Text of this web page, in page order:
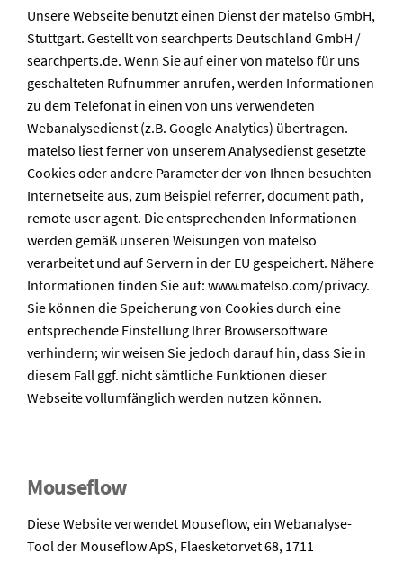
Unsere Webseite benutzt einen Dienst der matelso GmbH,
Stuttgart. Gestellt von searchperts Deutschland GmbH /
searchperts.de. Wenn Sie auf einer von matelso für uns
geschalteten Rufnummer anrufen, werden Informationen
zu dem Telefonat in einen von uns verwendeten
Webanalysedienst (z.B. Google Analytics) übertragen.
matelso liest ferner von unserem Analysedienst gesetzte
Cookies oder andere Parameter der von Ihnen besuchten
Internetseite aus, zum Beispiel referrer, document path,
remote user agent. Die entsprechenden Informationen
werden gemäß unseren Weisungen von matelso
verarbeitet und auf Servern in der EU gespeichert. Nähere
Informationen finden Sie auf: www.matelso.com/privacy.
Sie können die Speicherung von Cookies durch eine
entsprechende Einstellung Ihrer Browsersoftware
verhindern; wir weisen Sie jedoch darauf hin, dass Sie in
diesem Fall ggf. nicht sämtliche Funktionen dieser
Webseite vollumfänglich werden nutzen können.
Mouseflow
Diese Website verwendet Mouseflow, ein Webanalyse-
Tool der Mouseflow ApS, Flaesketorvet 68, 1711